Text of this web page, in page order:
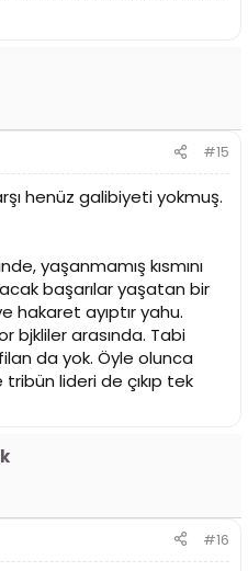
#15
henüz galibiyeti yokmuş.
yaşanmamış kısmını
başarılar yaşatan bir
ayıptır yahu.
bjkliler arasında. Tabi
da yok. Öyle olunca
lideri de çıkıp tek
#16